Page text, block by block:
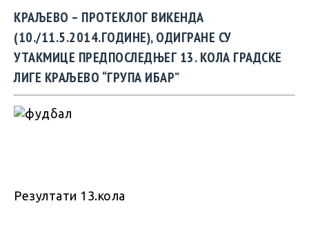
КРАЉЕВО – ПРОТЕКЛОГ ВИКЕНДА
(10./11.5.2014.ГОДИНЕ), ОДИГРАНЕ СУ
УТАКМИЦЕ ПРЕДПОСЛЕДЊЕГ 13. КОЛА ГРАДСКЕ
ЛИГЕ КРАЉЕВО “ГРУПА ИБАР”
Резултати 13.кола